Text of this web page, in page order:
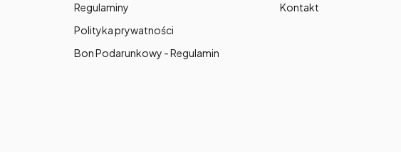
Regulaminy
Polityka prywatności
Bon Podarunkowy - Regulamin
Kontakt